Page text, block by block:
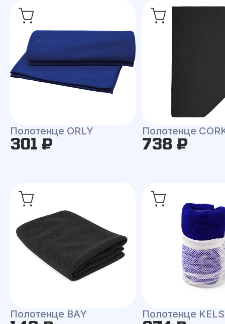
Полотенце ORLY
301 ₽
Полотенце
738 ₽
Полотенце BAY Полотенце